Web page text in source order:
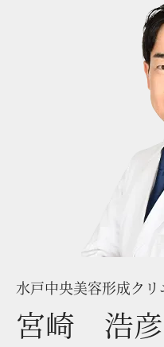
水戸中央美容形成ク
宮崎 浩彦